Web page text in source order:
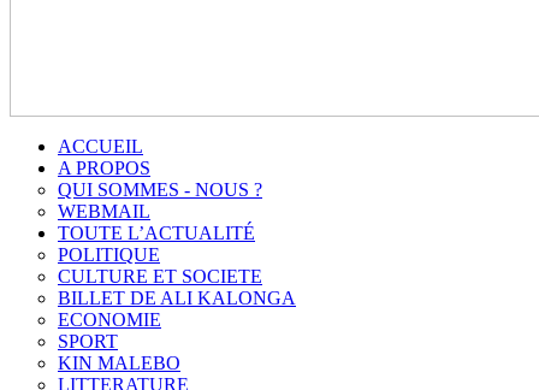
ACCUEIL
A PROPOS
QUI SOMMES - NOUS ?
WEBMAIL
TOUTE L’ACTUALITÉ
POLITIQUE
CULTURE ET SOCIETE
BILLET DE ALI KALONGA
ECONOMIE
SPORT
KIN MALEBO
LITTERATURE